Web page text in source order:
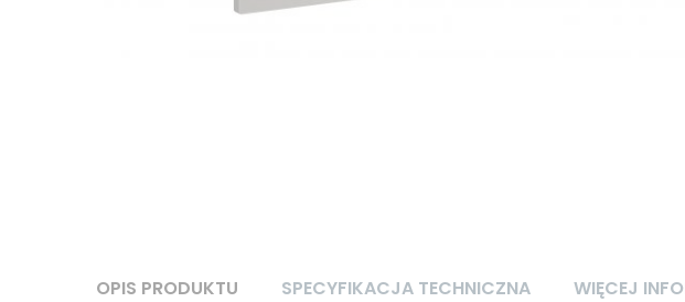
OPIS PRODUKTU SPECYFIKACJA TECHNICZNA WIĘCEJ